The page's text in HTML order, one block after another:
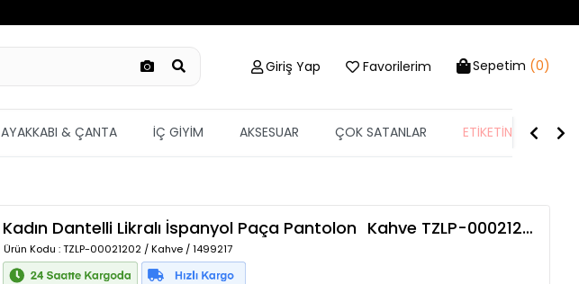
Giriş Yap Favorilerim Sepetim (0)
AYAKKABI & ÇANTA İÇ GİYİM AKSESUAR ÇOK SATANLAR ETİKETİN YARISI
Kadın Dantelli Likralı İspanyol Paça Pantolon Kahve TZLP-00021202
Ürün Kodu : TZLP-00021202 / Kahve / 1499217